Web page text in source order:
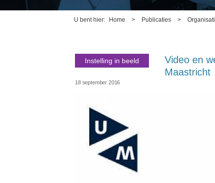
U bent hier Home > Publicaties >
Instelling in beeld
Video en
Maastricht
18 september 2016